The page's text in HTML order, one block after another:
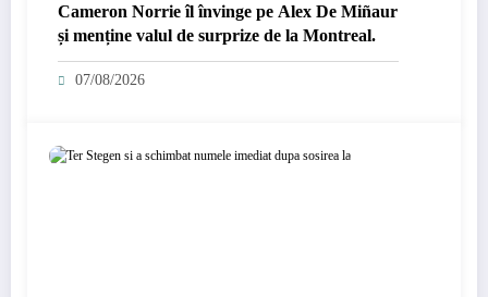
Cameron Norrie îl învinge pe Alex De Miñaur
și menține valul de surprize de la Montreal.
07/08/2026